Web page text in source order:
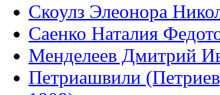
Скоулз Элеонора
Саенко Наталия
Менделеев Дмитрий
Петриашвили